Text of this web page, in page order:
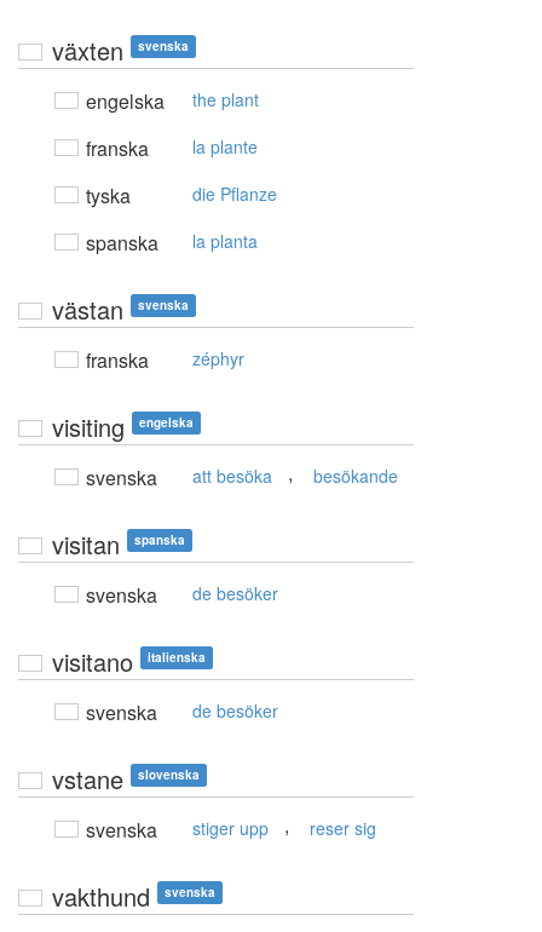
växten svenska
engelska the plant
franska la plante
tyska die Pflanze
spanska la planta
västan svenska
franska zéphyr
visiting engelska
svenska att besöka , besökande
visitan spanska
svenska de besöker
visitano italienska
svenska de besöker
vstane slovenska
svenska stiger upp , reser sig
vakthund svenska